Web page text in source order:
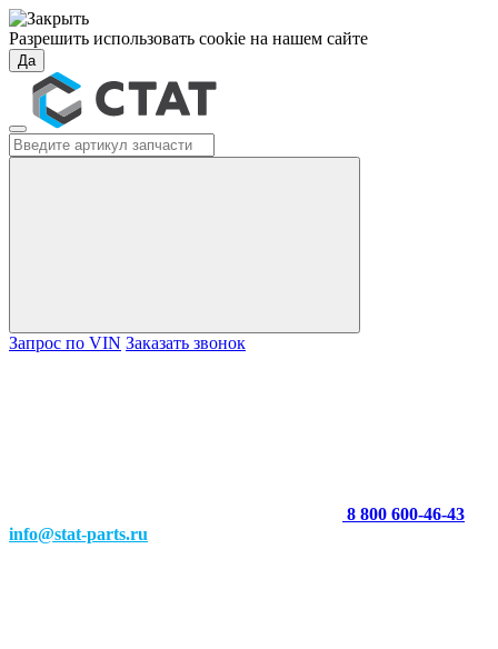
Разрешить использовать cookie на нашем сайте
Да
Запрос по VIN Заказать звонок
8 800 600-46-43
info@stat-parts.ru